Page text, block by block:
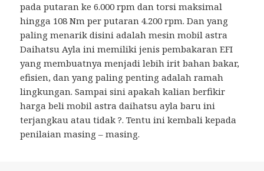
pada putaran ke 6.000 rpm dan torsi maksimal
hingga 108 Nm per putaran 4.200 rpm. Dan yang
paling menarik disini adalah mesin mobil astra
Daihatsu Ayla ini memiliki jenis pembakaran EFI
yang membuatnya menjadi lebih irit bahan bakar,
efisien, dan yang paling penting adalah ramah
lingkungan. Sampai sini apakah kalian berfikir
harga beli mobil astra daihatsu ayla baru ini
terjangkau atau tidak ?. Tentu ini kembali kepada
penilaian masing – masing.